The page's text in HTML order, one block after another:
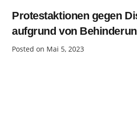
Protestaktionen gegen
aufgrund von
Posted on Mai 5, 2023